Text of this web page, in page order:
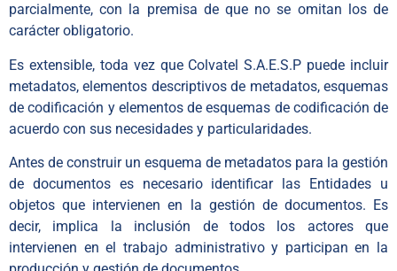
parcialmente, con la premisa de que no se omitan los de
carácter obligatorio.
Es extensible, toda vez que Colvatel S.A.E.S.P puede incluir
metadatos, elementos descriptivos de metadatos, esquemas
de codificación y elementos de esquemas de codificación de
acuerdo con sus necesidades y particularidades.
Antes de construir un esquema de metadatos para la gestión
de documentos es necesario identificar las Entidades u
objetos que intervienen en la gestión de documentos. Es
decir, implica la inclusión de todos los actores que
intervienen en el trabajo administrativo y participan en la